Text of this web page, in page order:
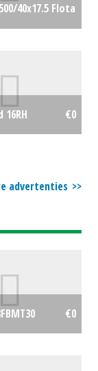
40x17.5 Flota
€0
advertenties
€0